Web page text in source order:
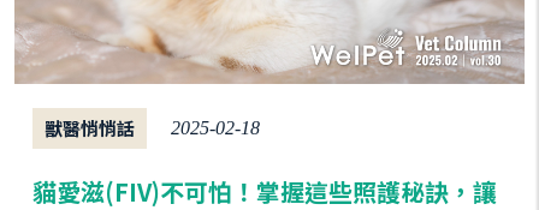
獸醫悄悄話 2025-02-18
貓愛滋(FIV)不可怕！掌握這些照護秘訣，讓